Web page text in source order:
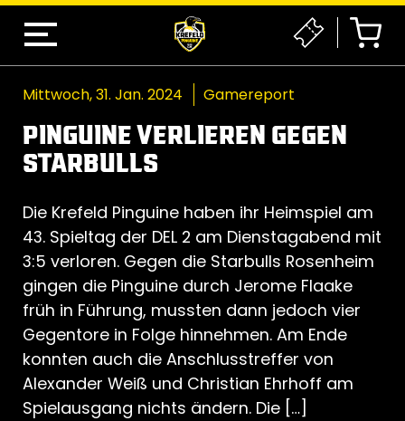
Mittwoch, 31. Jan. 2024 Gamereport
PINGUINE VERLIEREN GEGEN
STARBULLS
Die Krefeld Pinguine haben ihr Heimspiel am
43. Spieltag der DEL 2 am Dienstagabend mit
3:5 verloren. Gegen die Starbulls Rosenheim
gingen die Pinguine durch Jerome Flaake
früh in Führung, mussten dann jedoch vier
Gegentore in Folge hinnehmen. Am Ende
konnten auch die Anschlusstreffer von
Alexander Weiß und Christian Ehrhoff am
Spielausgang nichts ändern. Die […]